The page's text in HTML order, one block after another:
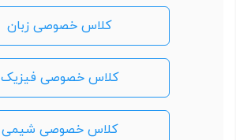
کلاس خصوصی زبان
کلاس خصوصی فیزیک
کلاس خصوصی شیمی